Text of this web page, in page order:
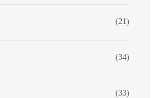
(21)
(34)
(33)